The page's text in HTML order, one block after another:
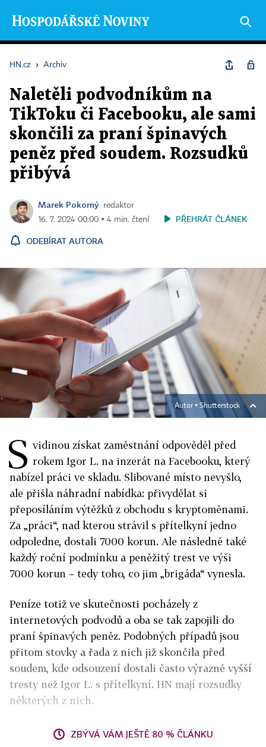
HN.cz › Archiv
Naletěli podvodníkům na
TikToku či Facebooku, ale sami
skončili za praní špinavých
peněz před soudem. Rozsudků
přibývá
Marek Pokorný
redaktor
16. 7. 2024 00:00 ▪ 4 min. čtení
PŘEHRÁT ČLÁNEK
ODEBÍRAT AUTORA
Autor ▪ Shutterstock
S vidinou získat zaměstnání odpověděl před
rokem Igor L. na inzerát na Facebooku, který
nabízel práci ve skladu. Slibované místo nevyšlo,
ale přišla náhradní nabídka: přivydělat si
přeposíláním výtěžků z obchodu s kryptoměnami.
Za „práci“, nad kterou strávil s přítelkyní jedno
odpoledne, dostali 7000 korun. Ale následně také
každý roční podmínku a peněžitý trest ve výši
7000 korun – tedy toho, co jim „brigáda“ vynesla.
Peníze totiž ve skutečnosti pocházely z
internetových podvodů a oba se tak zapojili do
praní špinavých peněz. Podobných případů jsou
přitom stovky a řada z nich již skončila před
soudem, kde odsouzení dostali často výrazně vyšší
tresty než Igor L. s přítelkyní. HN mají rozsudky
některých z nich.
ZBÝVÁ VÁM JEŠTĚ 80 % ČLÁNKU